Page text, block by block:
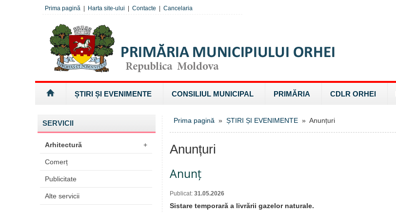
Prima pagină Harta site-ului Contacte Cancelaria
ȘTIRI ȘI EVENIMENTE CONSILIUL MUNICIPAL PRIMĂRIA CDLR ORHEI
SERVICII
Arhitectură +
Comerț
Publicitate
Alte servicii
Prima pagină » ȘTIRI ȘI EVENIMENTE » Anunțuri
Anunțuri
Anunț
Publicat: 31.05.2026
Sistare temporară a livrării gazelor naturale.